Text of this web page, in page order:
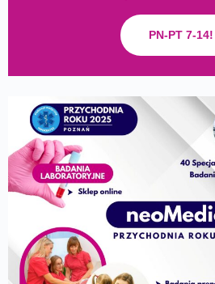
PN-PT 7-14!